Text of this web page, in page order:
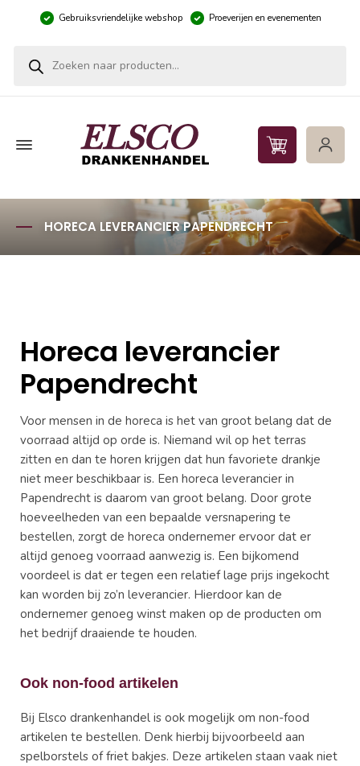
Gebruiksvriendelijke webshop Proeverijen en evenementen
HORECA LEVERANCIER PAPENDRECHT
Horeca leverancier
Papendrecht
Voor mensen in de horeca is het van groot belang dat de
voorraad altijd op orde is. Niemand wil op het terras
zitten en dan te horen krijgen dat hun favoriete drankje
niet meer beschikbaar is. Een horeca leverancier in
Papendrecht is daarom van groot belang. Door grote
hoeveelheden van een bepaalde versnapering te
bestellen, zorgt de horeca ondernemer ervoor dat er
altijd genoeg voorraad aanwezig is. Een bijkomend
voordeel is dat er tegen een relatief lage prijs ingekocht
kan worden bij zo’n leverancier. Hierdoor kan de
ondernemer genoeg winst maken op de producten om
het bedrijf draaiende te houden.
Ook non-food artikelen
Bij Elsco drankenhandel is ook mogelijk om non-food
artikelen te bestellen. Denk hierbij bijvoorbeeld aan
spelborstels of friet bakjes. Deze artikelen staan vaak niet